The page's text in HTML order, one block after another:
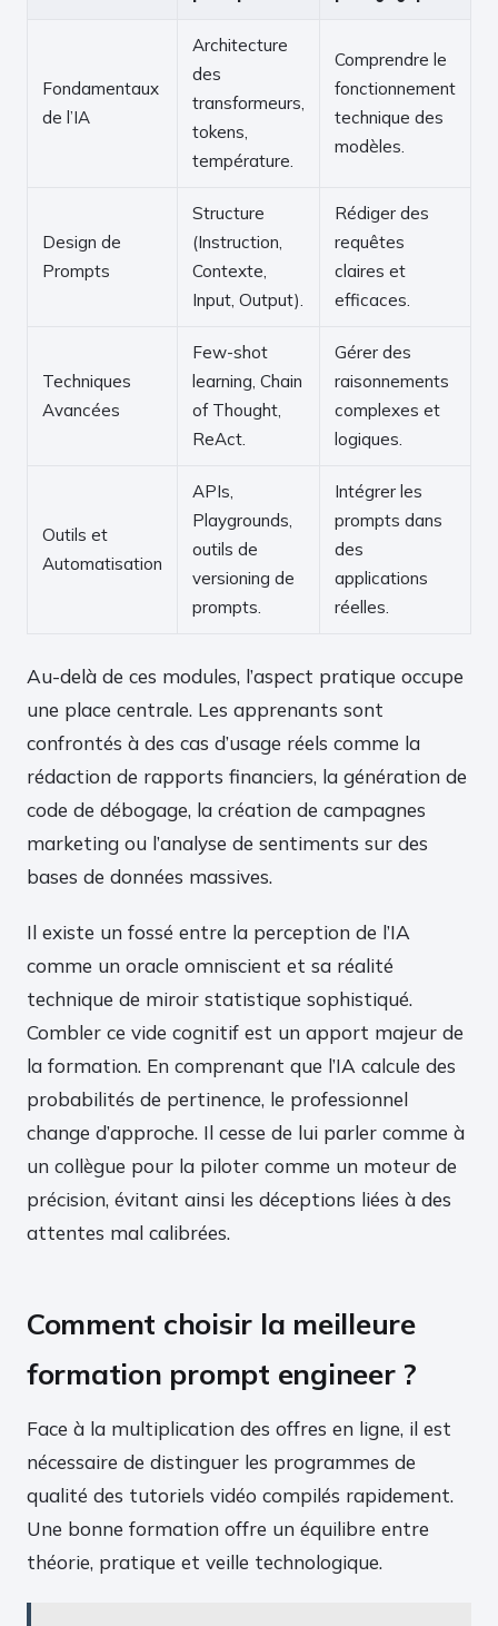
Fondamentaux
de l’IA
Architecture
des
transformeurs,
tokens,
température.
Comprendre le
fonctionnement
technique des
modèles.
Design de
Prompts
Structure
(Instruction,
Contexte,
Input, Output).
Rédiger des
requêtes
claires et
efficaces.
Techniques
Avancées
Few-shot
learning, Chain
of Thought,
ReAct.
Gérer des
raisonnements
complexes et
logiques.
Outils et
Automatisation
APIs,
Playgrounds,
outils de
versioning de
prompts.
Intégrer les
prompts dans
des
applications
réelles.
Au-delà de ces modules, l’aspect pratique occupe
une place centrale. Les apprenants sont
confrontés à des cas d’usage réels comme la
rédaction de rapports financiers, la génération de
code de débogage, la création de campagnes
marketing ou l’analyse de sentiments sur des
bases de données massives.
Il existe un fossé entre la perception de l’IA
comme un oracle omniscient et sa réalité
technique de miroir statistique sophistiqué.
Combler ce vide cognitif est un apport majeur de
la formation. En comprenant que l’IA calcule des
probabilités de pertinence, le professionnel
change d’approche. Il cesse de lui parler comme à
un collègue pour la piloter comme un moteur de
précision, évitant ainsi les déceptions liées à des
attentes mal calibrées.
Comment choisir la meilleure
formation prompt engineer ?
Face à la multiplication des offres en ligne, il est
nécessaire de distinguer les programmes de
qualité des tutoriels vidéo compilés rapidement.
Une bonne formation offre un équilibre entre
théorie, pratique et veille technologique.